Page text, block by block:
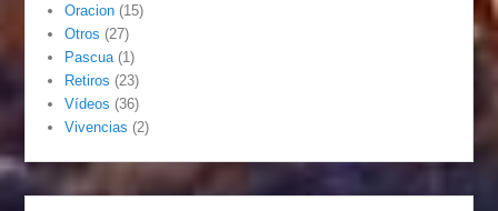
Oracion (15)
Otros (27)
Pascua (1)
Retiros (23)
Vídeos (36)
Vivencias (2)